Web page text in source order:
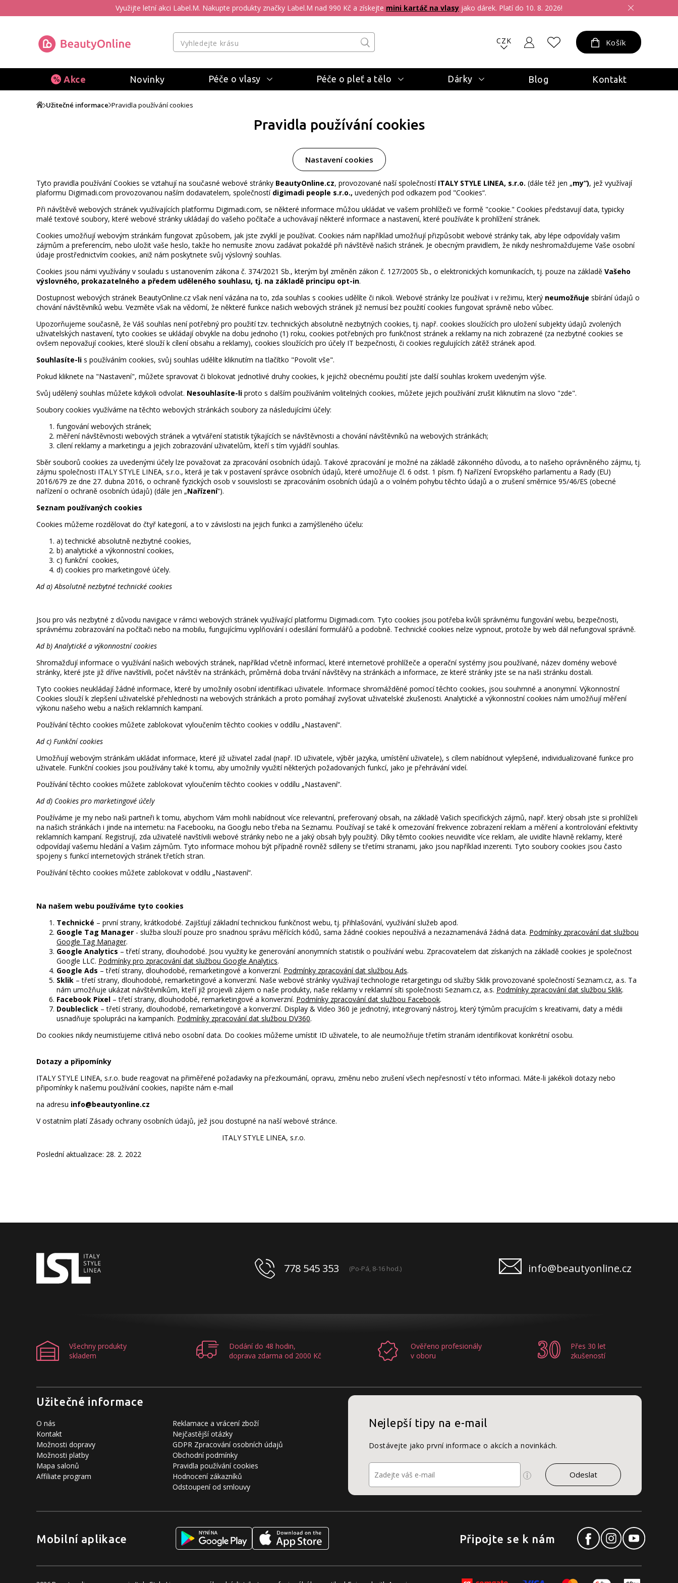
Využijte letní akci Label.M. Nakupte produkty značky Label.M nad 990 Kč a získejte mini kartáč na vlasy jako dárek. Platí do 10. 8. 2026!
CZK Košík
Akce Novinky Péče o vlasy Péče o pleť a tělo Dárky Blog Kontakt
Užitečné informace Pravidla používání cookies
Pravidla používání cookies
Nastavení cookies
Tyto pravidla používání Cookies se vztahují na současné webové stránky BeautyOnline.cz, provozované naší společností ITALY STYLE LINEA, s.r.o. (dále též jen „my“), jež využívají
plaformu Digimadi.com provozovanou naším dodavatelem, společností digimadi people s.r.o., uvedených pod odkazem pod "Cookies“.
Při návštěvě webových stránek využívajících platformu Digimadi.com, se některé informace můžou ukládat ve vašem prohlížeči ve formě "cookie." Cookies představují data, typicky
malé textové soubory, které webové stránky ukládají do vašeho počítače a uchovávají některé informace a nastavení, které používáte k prohlížení stránek.
Cookies umožňují webovým stránkám fungovat způsobem, jak jste zvyklí je používat. Cookies nám například umožňují přizpůsobit webové stránky tak, aby lépe odpovídaly vašim
zájmům a preferencím, nebo uložit vaše heslo, takže ho nemusíte znovu zadávat pokaždé při návštěvě našich stránek. Je obecným pravidlem, že nikdy neshromažďujeme Vaše osobní
údaje prostřednictvím cookies, aniž nám poskytnete svůj výslovný souhlas.
Cookies jsou námi využívány v souladu s ustanovením zákona č. 374/2021 Sb., kterým byl změněn zákon č. 127/2005 Sb., o elektronických komunikacích, tj. pouze na základě Vašeho
výslovného, prokazatelného a předem uděleného souhlasu, tj. na základě principu opt-in.
Dostupnost webových stránek BeautyOnline.cz však není vázána na to, zda souhlas s cookies udělíte či nikoli. Webové stránky lze používat i v režimu, který neumožňuje sbírání údajů o
chování návštěvníků webu. Vezměte však na vědomí, že některé funkce našich webových stránek již nemusí bez použití cookies fungovat správně nebo vůbec.
Upozorňujeme současně, že Váš souhlas není potřebný pro použití tzv. technických absolutně nezbytných cookies, tj. např. cookies sloužících pro uložení subjekty údajů zvolených
uživatelských nastavení, tyto cookies se ukládají obvykle na dobu jednoho (1) roku, cookies potřebných pro funkčnost stránek a reklamy na nich zobrazené (za nezbytné cookies se
ovšem nepovažují cookies, které slouží k cílení obsahu a reklamy), cookies sloužících pro účely IT bezpečnosti, či cookies regulujících zátěž stránek apod.
Souhlasíte-li s používáním cookies, svůj souhlas udělíte kliknutím na tlačítko "Povolit vše".
Pokud kliknete na "Nastavení", můžete spravovat či blokovat jednotlivé druhy cookies, k jejichž obecnému použití jste další souhlas krokem uvedeným výše.
Svůj udělený souhlas můžete kdykoli odvolat. Nesouhlasíte-li proto s dalším používáním volitelných cookies, můžete jejich používání zrušit kliknutím na slovo "zde".
Soubory cookies využíváme na těchto webových stránkách soubory za následujícími účely:
fungování webových stránek;
měření návštěvnosti webových stránek a vytváření statistik týkajících se návštěvnosti a chování návštěvníků na webových stránkách;
cílení reklamy a marketingu a jejich zobrazování uživatelům, kteří s tím vyjádří souhlas.
Sběr souborů cookies za uvedenými účely lze považovat za zpracování osobních údajů. Takové zpracování je možné na základě zákonného důvodu, a to našeho oprávněného zájmu, tj.
zájmu společnosti ITALY STYLE LINEA, s.r.o., která je tak v postavení správce osobních údajů, které umožňuje čl. 6 odst. 1 písm. f) Nařízení Evropského parlamentu a Rady (EU)
2016/679 ze dne 27. dubna 2016, o ochraně fyzických osob v souvislosti se zpracováním osobních údajů a o volném pohybu těchto údajů a o zrušení směrnice 95/46/ES (obecné
nařízení o ochraně osobních údajů) (dále jen „Nařízení“).
Seznam používaných cookies
Cookies můžeme rozdělovat do čtyř kategorií, a to v závislosti na jejich funkci a zamýšleného účelu:
a)technické absolutně nezbytné cookies,
b) analytické a výkonnostní cookies,
c) funkční cookies,
d) cookies pro marketingové účely.
Ad a) Absolutně nezbytné technické cookies
Jsou pro vás nezbytné z důvodu navigace v rámci webových stránek využívající platformu Digimadi.com. Tyto cookies jsou potřeba kvůli správnému fungování webu, bezpečnosti,
správnému zobrazování na počítači nebo na mobilu, fungujícímu vyplňování i odesílání formulářů a podobně. Technické cookies nelze vypnout, protože by web dál nefungoval správně.
Ad b) Analytické a výkonnostní cookies
Shromažďují informace o využívání našich webových stránek, například včetně informací, které internetové prohlížeče a operační systémy jsou používané, název domény webové
stránky, které jste již dříve navštívili, počet návštěv na stránkách, průměrná doba trvání návštěvy na stránkách a informace, ze které stránky jste se na naši stránku dostali.
Tyto cookies neukládají žádné informace, které by umožnily osobní identifikaci uživatele. Informace shromážděné pomocí těchto cookies, jsou souhrnné a anonymní. Výkonnostní
Cookies slouží k zlepšení uživatelské přehlednosti na webových stránkách a proto pomáhají zvyšovat uživatelské zkušenosti. Analytické a výkonnostní cookies nám umožňují měření
výkonu našeho webu a našich reklamních kampaní.
Používání těchto cookies můžete zablokovat vyloučením těchto cookies v oddílu „Nastavení“.
Ad c) Funkční cookies
Umožňují webovým stránkám ukládat informace, které již uživatel zadal (např. ID uživatele, výběr jazyka, umístění uživatele), s cílem nabídnout vylepšené, individualizované funkce pro
uživatele. Funkční cookies jsou používány také k tomu, aby umožnily využití některých požadovaných funkcí, jako je přehrávání videí.
Používání těchto cookies můžete zablokovat vyloučením těchto cookies v oddílu „Nastavení“.
Ad d) Cookies pro marketingové účely
Používáme je my nebo naši partneři k tomu, abychom Vám mohli nabídnout více relevantní, preferovaný obsah, na základě Vašich specifických zájmů, např. který obsah jste si prohlíželi
na našich stránkách i jinde na internetu: na Facebooku, na Googlu nebo třeba na Seznamu. Používají se také k omezování frekvence zobrazení reklam a měření a kontrolování efektivity
reklamních kampaní. Registrují, zda uživatelé navštívili webové stránky nebo ne a jaký obsah byly použitý. Díky těmto cookies neuvidíte více reklam, ale uvidíte hlavně reklamy, které
odpovídají vašemu hledání a Vašim zájmům. Tyto informace mohou být případně rovněž sdíleny se třetími stranami, jako jsou například inzerenti. Tyto soubory cookies jsou často
spojeny s funkcí internetových stránek třetích stran.
Používání těchto cookies můžete zablokovat v oddílu „Nastavení“.
Na našem webu používáme tyto cookies
Technické – první strany, krátkodobé. Zajišťují základní technickou funkčnost webu, tj. přihlašování, využívání služeb apod.
Google Tag Manager - služba slouží pouze pro snadnou správu měřících kódů, sama žádné cookies nepoužívá a nezaznamenává žádná data. Podmínky zpracování dat službou
Google Tag Manager.
Google Analytics – třetí strany, dlouhodobé. Jsou využity ke generování anonymních statistik o používání webu. Zpracovatelem dat získaných na základě cookies je společnost
Google LLC. Podmínky pro zpracování dat službou Google Analytics.
Google Ads – třetí strany, dlouhodobé, remarketingové a konverzní. Podmínky zpracování dat službou Ads.
Sklik – třetí strany, dlouhodobé, remarketingové a konverzní. Naše webové stránky využívají technologie retargetingu od služby Sklik provozované společností Seznam.cz, a.s. Ta
nám umožňuje ukázat návštěvníkům, kteří již projevili zájem o naše produkty, naše reklamy v reklamní síti společnosti Seznam.cz, a.s. Podmínky zpracování dat službou Sklik.
Facebook Pixel – třetí strany, dlouhodobé, remarketingové a konverzní. Podmínky zpracování dat službou Facebook.
Doubleclick – třetí strany, dlouhodobé, remarketingové a konverzní. Display & Video 360 je jednotný, integrovaný nástroj, který týmům pracujícím s kreativami, daty a médii
usnadňuje spolupráci na kampaních. Podmínky zpracování dat službou DV360.
Do cookies nikdy neumisťujeme citlivá nebo osobní data. Do cookies můžeme umístit ID uživatele, to ale neumožňuje třetím stranám identifikovat konkrétní osobu.
Dotazy a připomínky
ITALY STYLE LINEA, s.r.o. bude reagovat na přiměřené požadavky na přezkoumání, opravu, změnu nebo zrušení všech nepřesností v této informaci. Máte-li jakékoli dotazy nebo
připomínky k našemu používání cookies, napište nám e-mail
na adresu info@beautyonline.cz
V ostatním platí Zásady ochrany osobních údajů, jež jsou dostupné na naší webové stránce.
ITALY STYLE LINEA, s.r.o.
Poslední aktualizace: 28. 2. 2022
778 545 353 (Po-Pá, 8-16 hod.) info@beautyonline.cz
Všechny produkty
skladem
Dodání do 48 hodin,
doprava zdarma od 2000 Kč
Ověřeno profesionály
v oboru
Přes 30 let
zkušeností
Užitečné informace
O nás
Kontakt
Možnosti dopravy
Možnosti platby
Mapa salonů
Affiliate program
Reklamace a vrácení zboží
Nejčastější otázky
GDPR Zpracování osobních údajů
Obchodní podmínky
Pravidla používání cookies
Hodnocení zákazníků
Odstoupení od smlouvy
Nejlepší tipy na e-mail
Dostávejte jako první informace o akcích a novinkách.
Mobilní aplikace Připojte se k nám